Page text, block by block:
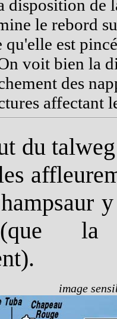
disposition de
le rebord
qu'elle est
voit bien la
des
affectant
du
la
image